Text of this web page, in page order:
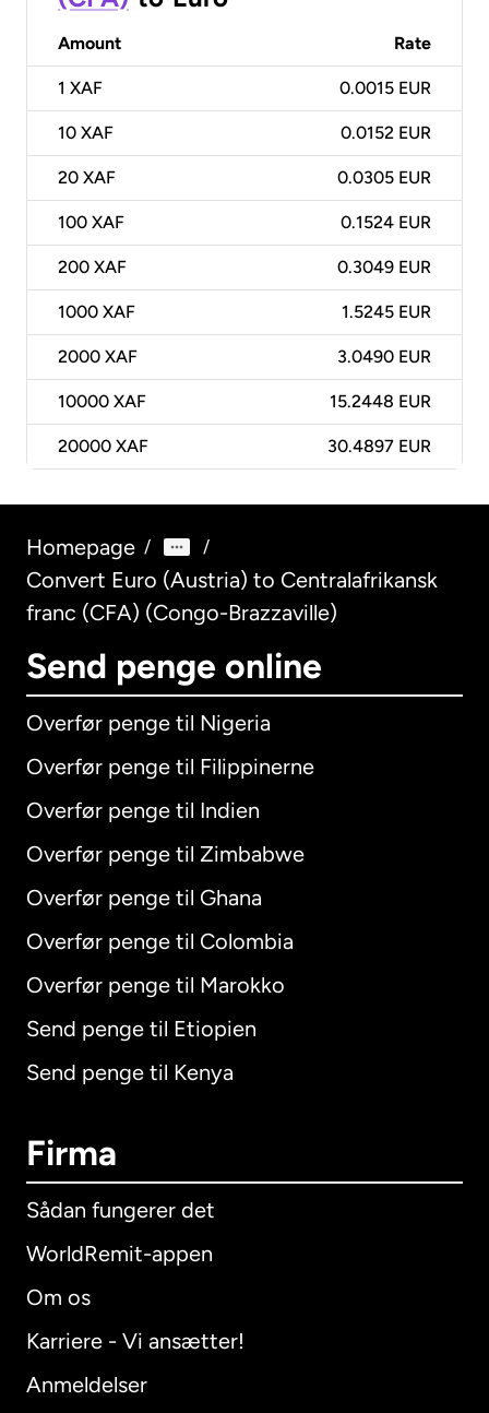
Amount Rate
1 XAF 0.0015 EUR
10 XAF 0.0152 EUR
20 XAF 0.0305 EUR
100 XAF 0.1524 EUR
200 XAF 0.3049 EUR
1000 XAF 1.5245 EUR
2000 XAF 3.0490 EUR
10000 XAF 15.2448 EUR
20000 XAF 30.4897 EUR
Homepage / /
Convert Euro (Austria) to Centralafrikansk
franc (CFA) (Congo-Brazzaville)
Send penge online
Overfør penge til Nigeria
Overfør penge til Filippinerne
Overfør penge til Indien
Overfør penge til Zimbabwe
Overfør penge til Ghana
Overfør penge til Colombia
Overfør penge til Marokko
Send penge til Etiopien
Send penge til Kenya
Firma
Sådan fungerer det
WorldRemit-appen
Om os
Karriere - Vi ansætter!
Anmeldelser